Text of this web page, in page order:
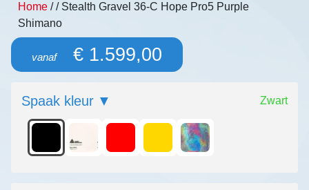
Home // Stealth Gravel 36-C Hope Pro5 Purple
Shimano
vanaf€ 1.599,00
Spaak kleur Zwart